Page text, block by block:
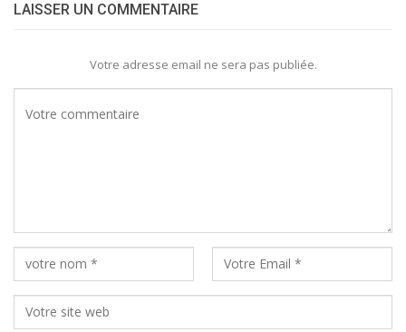
LAISSER UN COMMENTAIRE
Votre adresse email ne sera pas publiée.